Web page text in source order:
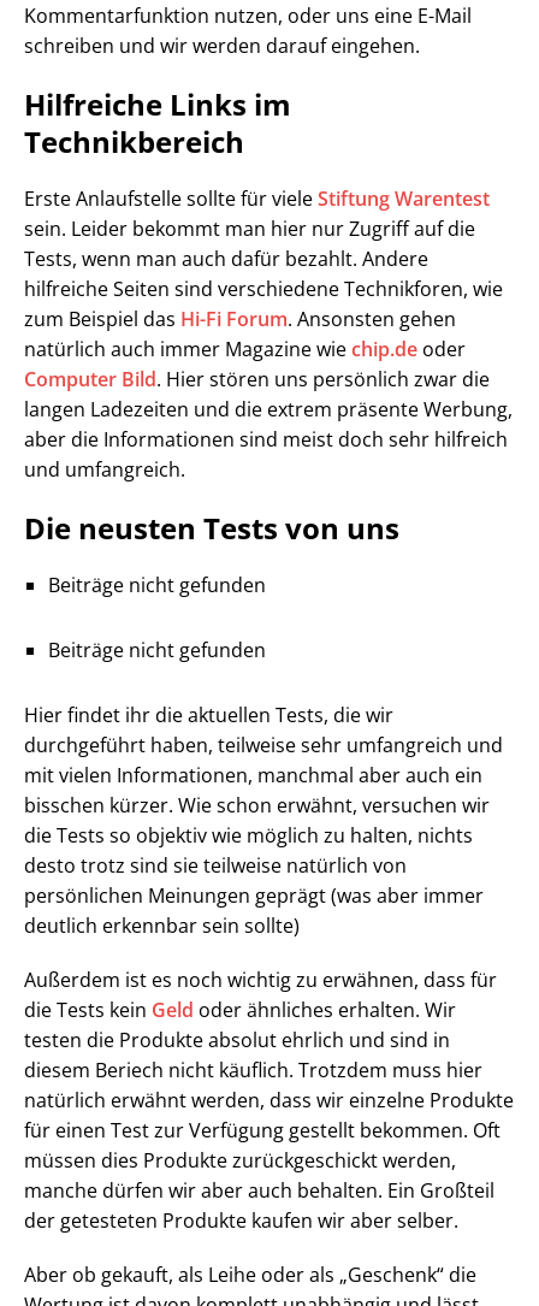
Kommentarfunktion nutzen, oder uns eine E-Mail
schreiben und wir werden darauf eingehen.
Hilfreiche Links im
Technikbereich
Erste Anlaufstelle sollte für vieleStiftung Warentest
sein. Leider bekommt man hier nur Zugriff auf die
Tests, wenn man auch dafür bezahlt. Andere
hilfreiche Seiten sind verschiedene Technikforen, wie
zum Beispiel das Hi-Fi Forum. Ansonsten gehen
natürlich auch immer Magazine wiechip.de oder
Computer Bild. Hier stören uns persönlich zwar die
langen Ladezeiten und die extrem präsente Werbung,
aber die Informationen sind meist doch sehr hilfreich
und umfangreich.
Die neusten Tests von uns
Beiträge nicht gefunden
Beiträge nicht gefunden
Hier findet ihr die aktuellen Tests, die wir
durchgeführt haben, teilweise sehr umfangreich und
mit vielen Informationen, manchmal aber auch ein
bisschen kürzer. Wie schon erwähnt, versuchen wir
die Tests so objektiv wie möglich zu halten, nichts
desto trotz sind sie teilweise natürlich von
persönlichen Meinungen geprägt (was aber immer
deutlich erkennbar sein sollte)
Außerdem ist es noch wichtig zu erwähnen, dass für
die Tests kein Geld oder ähnliches erhalten. Wir
testen die Produkte absolut ehrlich und sind in
diesem Beriech nicht käuflich. Trotzdem muss hier
natürlich erwähnt werden, dass wir einzelne Produkte
für einen Test zur Verfügung gestellt bekommen. Oft
müssen dies Produkte zurückgeschickt werden,
manche dürfen wir aber auch behalten. Ein Großteil
der getesteten Produkte kaufen wir aber selber.
Aber ob gekauft, als Leihe oder als „Geschenk“ die